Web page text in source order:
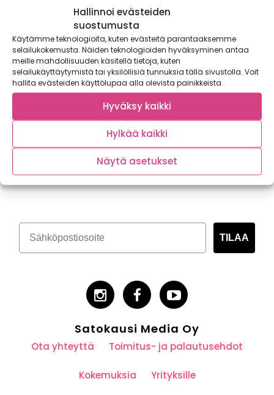
Hallinnoi evästeiden
suostumusta
Käytämme teknologioita, kuten evästeitä parantaaksemme
selailukokemusta. Näiden teknologioiden hyväksyminen antaa
meille mahdollisuuden käsitellä tietoja, kuten
selailukäyttäytymistä tai yksilöllisiä tunnuksia tällä sivustolla. Voit
hallita evästeiden käyttölupaa alla olevista painikkeista.
Hyväksy kaikki
Hylkää kaikki
Näytä asetukset
Kaupallinen yhteistyö: Dr. Oetker Suklaa on joulukauden
suosikkiherkku. Kun suklaa yhdistetään sesongin
sitrushedelmiin,...
Tilaa kasvispitoinen uutiskirje
TILAA
Satokausi Media Oy
Ota yhteyttä Toimitus- ja palautusehdot
Kokemuksia Yrityksille